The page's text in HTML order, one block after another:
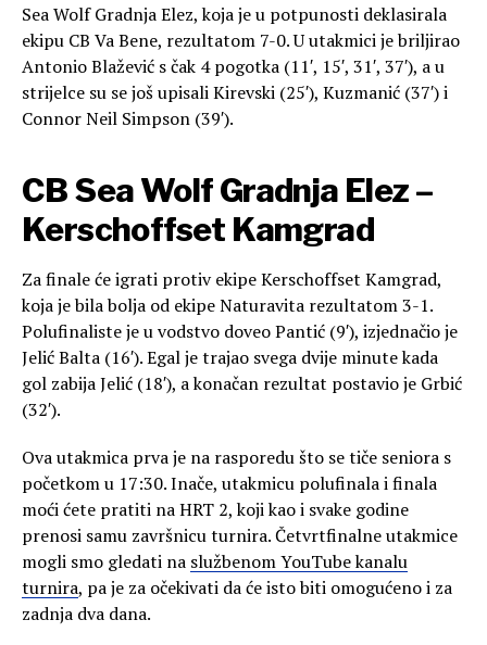
Sea Wolf Gradnja Elez, koja je u potpunosti deklasirala
ekipu CB Va Bene, rezultatom 7-0. U utakmici je briljirao
Antonio Blažević s čak 4 pogotka (11′, 15′, 31′, 37′), a u
strijelce su se još upisali Kirevski (25′), Kuzmanić (37′) i
Connor Neil Simpson (39′).
CB Sea Wolf Gradnja Elez –
Kerschoffset Kamgrad
Za finale će igrati protiv ekipe Kerschoffset Kamgrad,
koja je bila bolja od ekipe Naturavita rezultatom 3-1.
Polufinaliste je u vodstvo doveo Pantić (9′), izjednačio je
Jelić Balta (16′). Egal je trajao svega dvije minute kada
gol zabija Jelić (18′), a konačan rezultat postavio je Grbić
(32′).
Ova utakmica prva je na rasporedu što se tiče seniora s
početkom u 17:30. Inače, utakmicu polufinala i finala
moći ćete pratiti na HRT 2, koji kao i svake godine
prenosi samu završnicu turnira. Četvrtfinalne utakmice
mogli smo gledati na službenom YouTube kanalu
turnira, pa je za očekivati da će isto biti omogućeno i za
zadnja dva dana.